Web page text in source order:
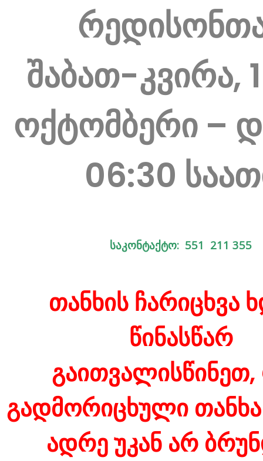
შაბათ-კვირა,
ოქტომბერი –
06:30
საკონტაქტო: 551 211 355
თანხის ჩარიცხვა
წინასწარ
გადმორიცხული
ადრე უკან არ